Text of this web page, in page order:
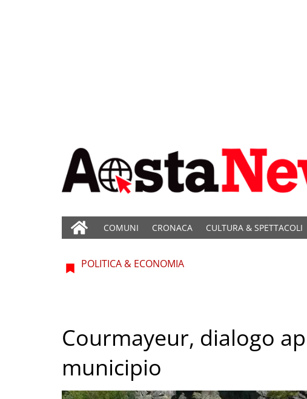
COMUNI CRONACA CULTURA & SPETTACOLI
POLITICA & ECONOMIA
Courmayeur, dialogo
municipio